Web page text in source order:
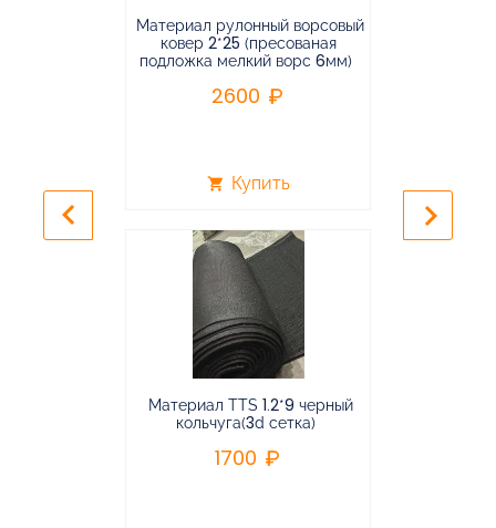
Материал рулонный ворсовый
ковер 2*25 (пресованая
подложка мелкий ворс 6мм)
2600
shopping_cart Купить
Материал TTS 1.2*9 черный
кольчуга(3d сетка)
1700
keyboard_arrow_left keyboard_arrow_right